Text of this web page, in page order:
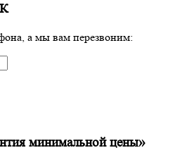
а мы вам перезвоним:
минимальной цены»